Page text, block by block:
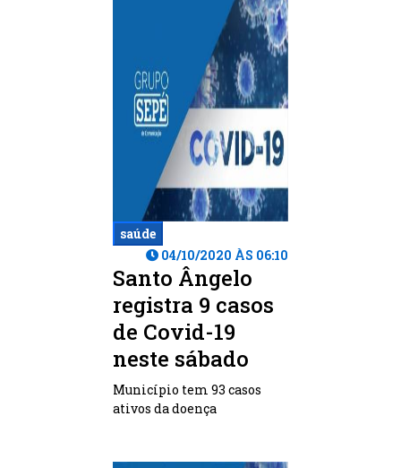
saúde
04/10/2020 ÀS 06:10
Santo Ângelo
registra 9 casos
de Covid-19
neste sábado
Município tem 93 casos
ativos da doença